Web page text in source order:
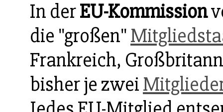
In derEU-Kommission
die "großen"
Frankreich,
bisher je zwei